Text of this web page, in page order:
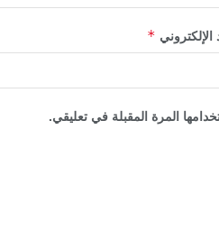
الإلكتروني *
المرة المقبلة في تعليقي.